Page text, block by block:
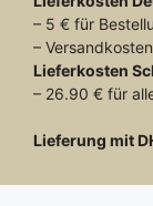
– 5 € für
–
Lieferkosten
– 26.90 € für
Lieferung mit